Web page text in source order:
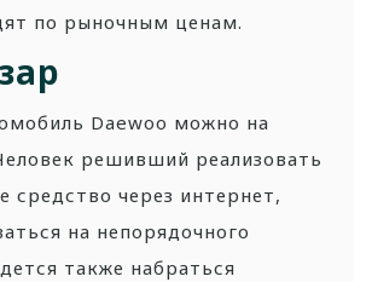
по рыночным ценам.
Daewoo можно на
решивший реализовать
средство через интернет,
на непорядочного
также набраться